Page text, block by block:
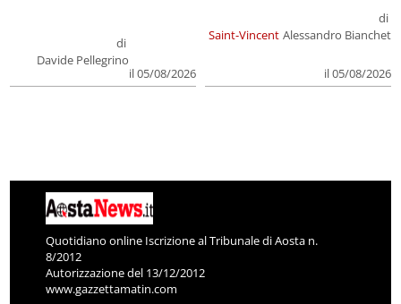
di
Davide Pellegrino
il 05/08/2026
Saint-Vincent
di
Alessandro Bianchet
il 05/08/2026
Quotidiano online Iscrizione al Tribunale di Aosta n.
8/2012
Autorizzazione del 13/12/2012
www.gazzettamatin.com